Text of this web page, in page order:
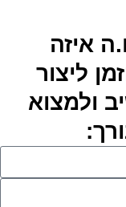
איזה
ליצור
ולמצוא